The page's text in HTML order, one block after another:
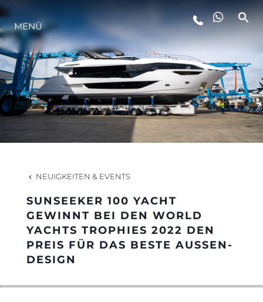
LIFESTYLE
INNOVATION
DIE FIRMA
ALGARVE ADVENTURES
MENÜ
NEUIGKEITEN & EVENTS
SUNSEEKER 100 YACHT
GEWINNT BEI DEN WORLD
YACHTS TROPHIES 2022 DEN
PREIS FÜR DAS BESTE AUSSEN-
DESIGN